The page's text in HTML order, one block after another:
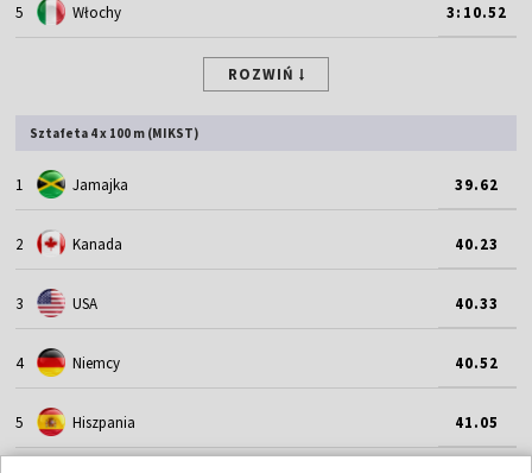
5 Włochy 3:10.52
ROZWIŃ
Sztafeta 4 x 100 m (MIKST)
1 Jamajka 39.62
2 Kanada 40.23
3 USA 40.33
4 Niemcy 40.52
5 Hiszpania 41.05